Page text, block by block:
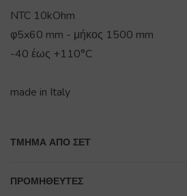
NTC 10kOhm
φ5x60 mm - μήκος 1500 mm
-40 έως +110°C
made in Italy
ΤΜΉΜΑ ΑΠΌ ΣΕΤ
ΠΡΟΜΗΘΕΥΤΕΣ